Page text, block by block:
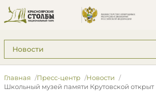
Подразделы: Пресс-центр
Главная Пресс-центр
Новости
Школьный музей памяти Крутовской открыт